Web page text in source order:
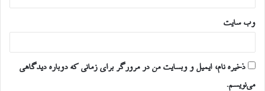
وب‌ سایت
ذخیره نام، ایمیل و وبسایت من در مرورگر برای زمانی که دوباره دیدگاهی
می‌نویسم.